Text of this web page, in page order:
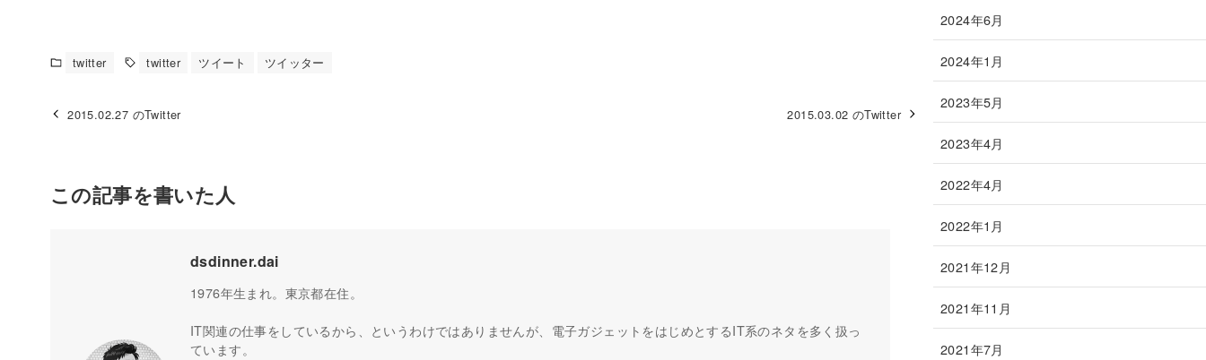
twitter twitter ツイート ツイッター
2015.02.27 のTwitter 2015.03.02 のTwitter
この記事を書いた人
dsdinner.dai
1976年生まれ。東京都在住。
IT関連の仕事をしているから、というわけではありませんが、電子ガジェットをはじめとするIT系のネタを多く扱っ
ています。
2024年6月
2024年1月
2023年5月
2023年4月
2022年4月
2022年1月
2021年12月
2021年11月
2021年7月